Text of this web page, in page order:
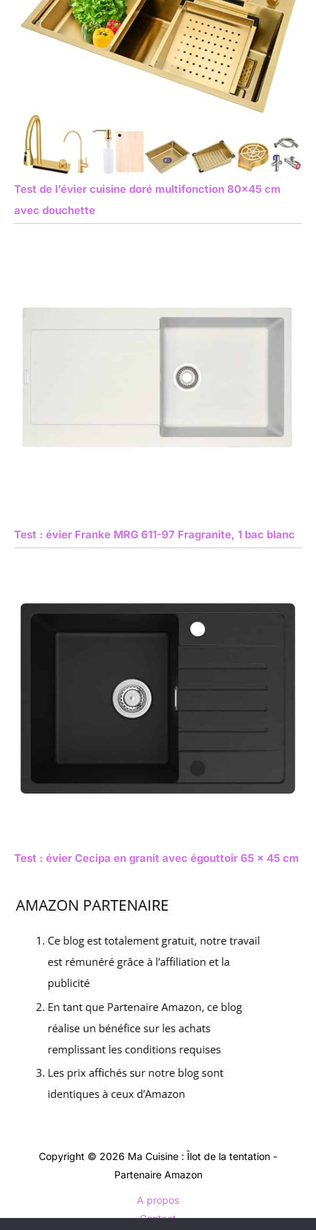
Test de l’évier cuisine doré multifonction 80×45 cm
avec douchette
Test : évier Franke MRG 611-97 Fragranite, 1 bac blanc
Test : évier Cecipa en granit avec égouttoir 65 x 45 cm
Copyright © 2026 Ma Cuisine : Îlot de la tentation -
Partenaire Amazon
A propos
Contact